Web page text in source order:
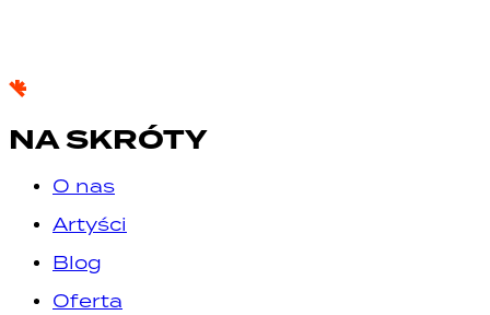
NA SKRÓTY
O nas
Artyści
Blog
Oferta